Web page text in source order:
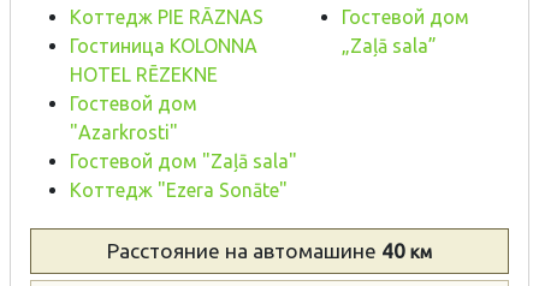
Коттедж PIE RĀZNAS
Гостиница KOLONNA
HOTEL RĒZEKNE
Гостевой дом
"Azarkrosti"
Гостевой дом "Zaļā sala"
Коттедж "Ezera Sonāte"
Гостевой дом
„Zaļā sala”
Расстояние на автомашине 40 км